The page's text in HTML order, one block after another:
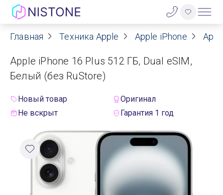
Акции
О нас
Договор оферты
Реквизиты
Контакты
Главная Техника Apple Apple iPhone
Apple iPhone 16 Plus 512 ГБ, Dual eSIM,
Белый (без RuStore)
Новый товар
Оригинал
Не вскрыт
Гарантия 1 год